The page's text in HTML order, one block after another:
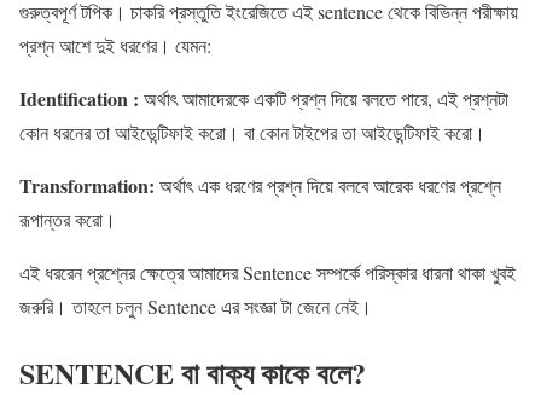
গুরুত্বপূর্ণ টপিক। চাকরি প্রস্তুতি ইংরেজিতে এই sentence থেকে বিভিন্ন পরীক্ষায়
প্রশ্ন আশে দুই ধরণের। যেমন:
Identification : অর্থাৎ আমাদেরকে একটি প্রশ্ন দিয়ে বলতে পারে, এই প্রশ্নটা
কোন ধরনের তা আইডেন্টিফাই করো। বা কোন টাইপের তা আইডেন্টিফাই করো।
Transformation: অর্থাৎ এক ধরণের প্রশ্ন দিয়ে বলবে আরেক ধরণের প্রশ্নে
রূপান্তর করো।
এই ধররেন প্রশ্নের ক্ষেত্রে আমাদের Sentence সম্পর্কে পরিস্কার ধারনা থাকা খুবই
জরুরি। তাহলে চলুন Sentence এর সংজ্ঞা টা জেনে নেই।
SENTENCE বা বাক্য কাকে বলে?